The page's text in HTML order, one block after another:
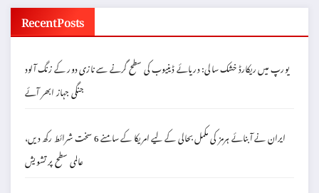
Recent Posts
یورپ میں ریکارڈ خشک سالی: دریائے ڈینیوب کی سطح گرنے سے نازی دور کے زنگ آلود
جنگی جہاز ابھر آئے
ایران نے آبنائے ہرمز کی مکمل بحالی کے لیے امریکا کے سامنے 6 سخت شرائط رکھ دیں،
عالمی سطح پر تشویش